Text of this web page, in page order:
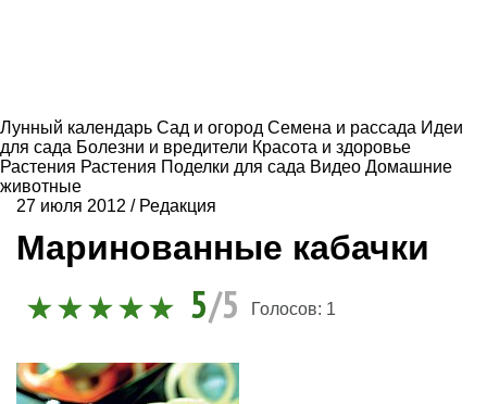
Лунный календарь Сад и огород Семена и рассада Идеи
для сада Болезни и вредители Красота и здоровье
Растения Растения Поделки для сада Видео Домашние
животные
27 июля 2012 / Редакция
Маринованные кабачки
5/5 Голосов: 1